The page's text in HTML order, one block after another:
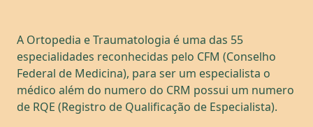
A Ortopedia e Traumatologia é uma das 55
especialidades reconhecidas pelo CFM (Conselho
Federal de Medicina), para ser um especialista o
médico além do numero do CRM possui um numero
de RQE (Registro de Qualificação de Especialista).